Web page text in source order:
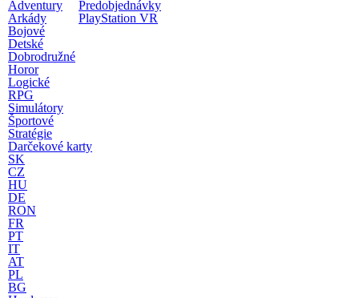
Adventury
Arkády
Bojové
Detské
Dobrodružné
Horor
Logické
RPG
Simulátory
Športové
Stratégie
Predobjednávky
PlayStation VR
Darčekové karty
SK
CZ
HU
DE
RON
FR
PT
IT
AT
PL
BG